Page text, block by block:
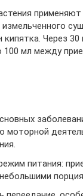
применяют
Через
100 мл между
моторной
питания: